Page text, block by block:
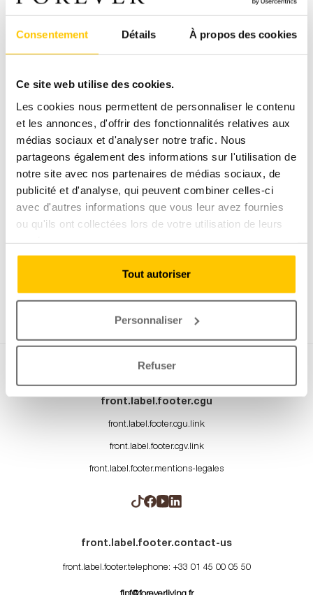
Consentement Détails À propos des cookies
Ce site web utilise des cookies.
Les cookies nous permettent de personnaliser le contenu
et les annonces, d'offrir des fonctionnalités relatives aux
médias sociaux et d'analyser notre trafic. Nous
partageons également des informations sur l'utilisation de
notre site avec nos partenaires de médias sociaux, de
publicité et d'analyse, qui peuvent combiner celles-ci
avec d'autres informations que vous leur avez fournies
ou qu'ils ont collectées lors de votre utilisation de leurs
Tout autoriser
Personnaliser
Refuser
front.label.select.country:
front.label.distributor.subtitle.0004
front.label.distributor.subtitle.0005
front.label.distributor.subtitle.0006
front.label.privileged.client.0004
front.label.footer.cgu
front.label.footer.cgu.link
front.label.footer.cgv.link
front.label.footer.mentions-legales
front.label.footer.contact-us
front.label.footer.telephone: +33 01 45 00 05 50